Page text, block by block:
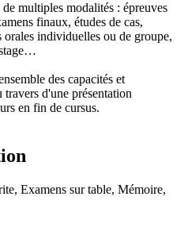
multiples modalités : épreuves
finaux, études de cas,
individuelles ou de groupe,
des capacités et
travers d'une présentation
en fin de cursus.
Examens sur table, Mémoire,